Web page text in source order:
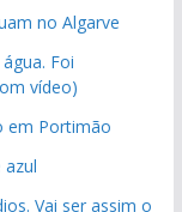
no Algarve
Foi
vídeo)
em Portimão
azul
Vai ser assim o